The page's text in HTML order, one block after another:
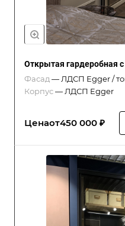
Открытая гардеробная
Фасад — ЛДСП Egger /
Корпус— ЛДСП Egger
Ценаот450 000 ₽